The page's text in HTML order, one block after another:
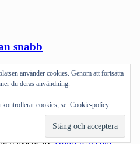
snabb
Det är ju för mig den vanligaste
ohemult mycket tid på
om man säger. Spenderade lite
egentligen står till med de nya
avWordPress.com.
använder cookies. Genom att fortsätta
du deras användning.
cookies, se: Cookie-policy